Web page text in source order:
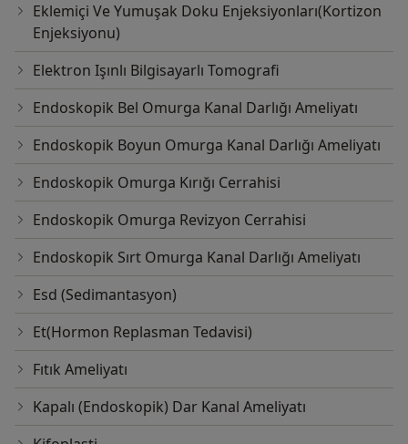
Eklemiçi Ve Yumuşak Doku Enjeksiyonları(Kortizon
Enjeksiyonu)
Elektron Işınlı Bilgisayarlı Tomografi
Endoskopik Bel Omurga Kanal Darlığı Ameliyatı
Endoskopik Boyun Omurga Kanal Darlığı Ameliyatı
Endoskopik Omurga Kırığı Cerrahisi
Endoskopik Omurga Revizyon Cerrahisi
Endoskopik Sırt Omurga Kanal Darlığı Ameliyatı
Esd (Sedimantasyon)
Et(Hormon Replasman Tedavisi)
Fıtık Ameliyatı
Kapalı (Endoskopik) Dar Kanal Ameliyatı